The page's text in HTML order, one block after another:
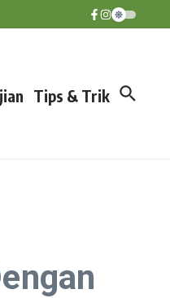
Tips & Trik